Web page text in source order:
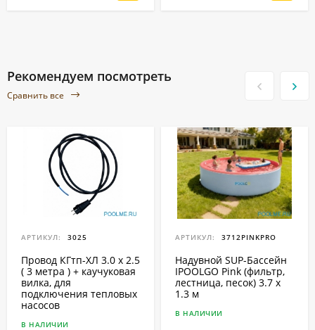
Рекомендуем посмотреть
Сравнить все
АРТИКУЛ: 3025
Провод КГтп-ХЛ 3.0 x 2.5
( 3 метра ) + каучуковая
вилка, для
подключения тепловых
насосов
В НАЛИЧИИ
АРТИКУЛ: 3712PINKPRO
Надувной SUP-Бассейн
IPOOLGO Pink (фильтр,
лестница, песок) 3.7 x
1.3 м
В НАЛИЧИИ